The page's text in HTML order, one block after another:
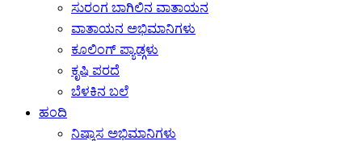
ಸುರಂಗ ಬಾಗಿಲಿನ ವಾತಾಯನ
ವಾತಾಯನ ಅಭಿಮಾನಿಗಳು
ಕೂಲಿಂಗ್ ಪ್ಯಾಡ್ಗಳು
ಕೃಷಿ ಪರದೆ
ಬೆಳಕಿನ ಬಲೆ
ಹಂದಿ
ನಿಷ್ಕಾಸ ಅಭಿಮಾನಿಗಳು